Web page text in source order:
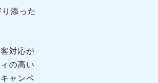
添った
対応が
の高い
ャンペ